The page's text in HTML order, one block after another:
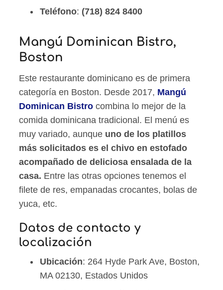
Teléfono: (718) 824 8400
Mangú Dominican Bistro,
Boston
Este restaurante dominicano es de primera
categoría en Boston. Desde 2017, Mangú
Dominican Bistro combina lo mejor de la
comida dominicana tradicional. El menú es
muy variado, aunque uno de los platillos
más solicitados es el chivo en estofado
acompañado de deliciosa ensalada de la
casa. Entre las otras opciones tenemos el
filete de res, empanadas crocantes, bolas de
yuca, etc.
Datos de contacto y
localización
Ubicación: 264 Hyde Park Ave, Boston,
MA 02130, Estados Unidos